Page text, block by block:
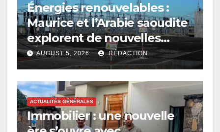
Énergies renouvelables :
Maurice et l’Arabie saoudite
explorent de nouvelles
avenues
AUGUST 5, 2026 RÉDACTION
ACTUALITÉS GÉNÉRALES
Immobilier : une nouvelle